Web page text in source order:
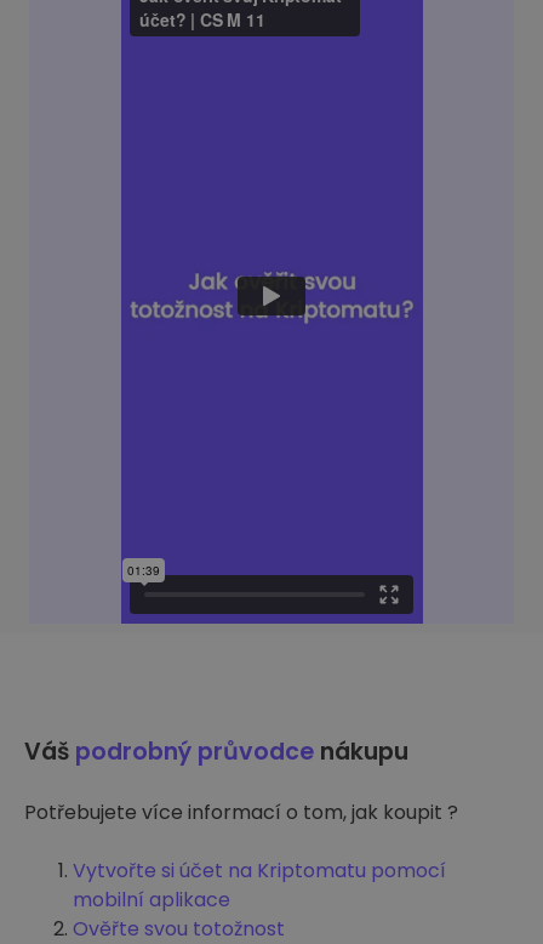
Váš podrobný průvodce nákupu
Potřebujete více informací o tom, jak koupit ?
Vytvořte si účet na Kriptomatu pomocí
mobilní aplikace
Ověřte svou totožnost